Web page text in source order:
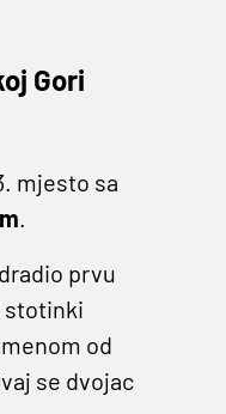
Gori
mjesto sa
.
prvu
stotinki
od
se dvojac